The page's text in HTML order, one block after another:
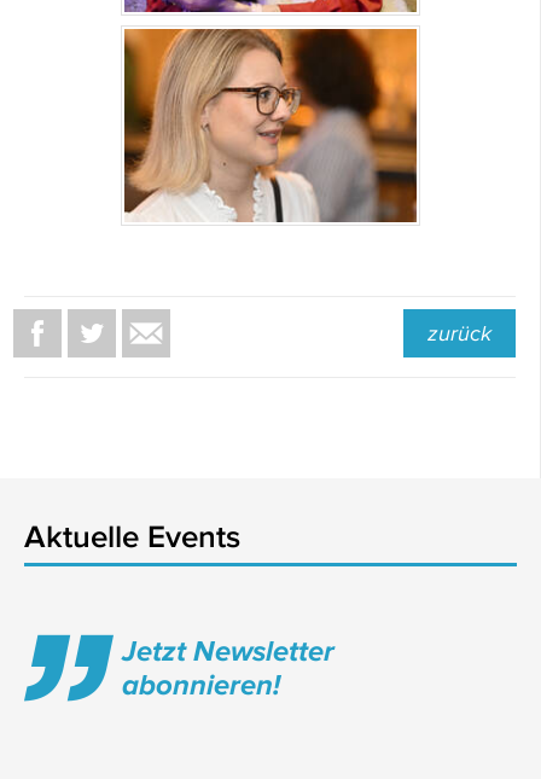
zurück
Aktuelle Events
Jetzt Newsletter
abonnieren!